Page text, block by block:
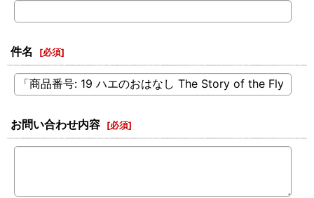
件名 [必須]
お問い合わせ内容 [必須]